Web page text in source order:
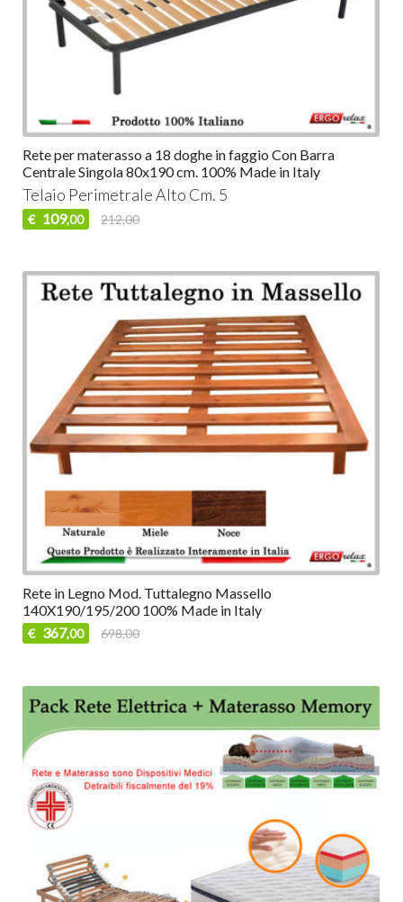
Rete per materasso a 18 doghe in faggio Con Barra
Centrale Singola 80x190 cm. 100% Made in Italy
Telaio Perimetrale Alto Cm. 5
€ 109,00 212,00
Rete in Legno Mod. Tuttalegno Massello
140X190/195/200 100% Made in Italy
€ 367,00 698,00